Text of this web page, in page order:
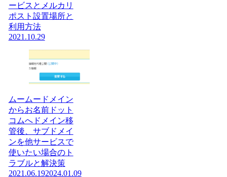
ービスとメルカリ
ポスト設置場所と
利用方法
2021.10.29
ムームードメイン
からお名前ドット
コムへドメイン移
管後、サブドメイ
ンを他サービスで
使いたい場合のト
ラブルと解決策
2021.06.192024.01.09